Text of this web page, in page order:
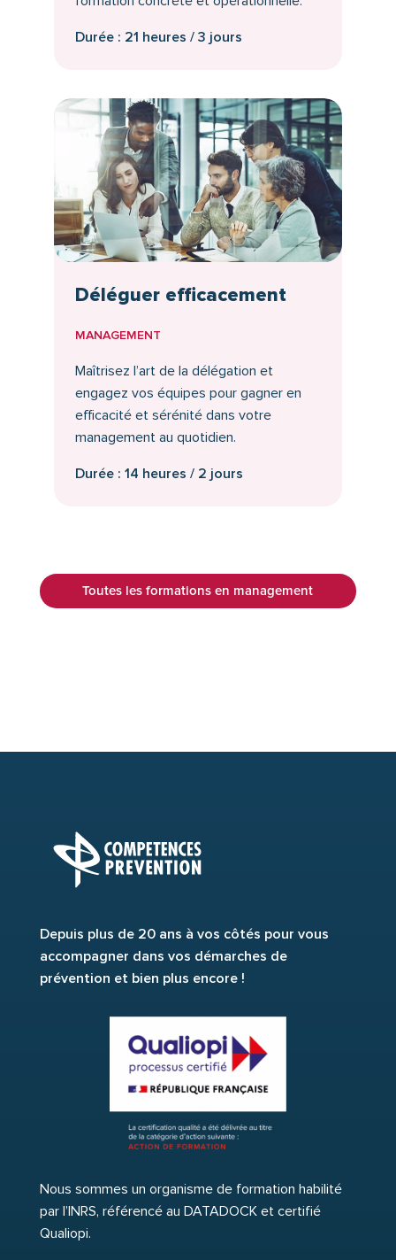
Durée : 21 heures / 3 jours
Déléguer efficacement
MANAGEMENT
Maîtrisez l’art de la délégation et
engagez vos équipes pour gagner en
efficacité et sérénité dans votre
management au quotidien.
Durée : 14 heures / 2 jours
Toutes les formations en management
Depuis plus de 20 ans à vos côtés pour vous
accompagner dans vos démarches de
prévention et bien plus encore !
Nous sommes un organisme de formation habilité
par l’INRS, référencé au DATADOCK et certifié
Qualiopi.